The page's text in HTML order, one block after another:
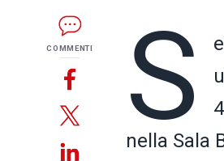
COMMENTI S
nella Sala